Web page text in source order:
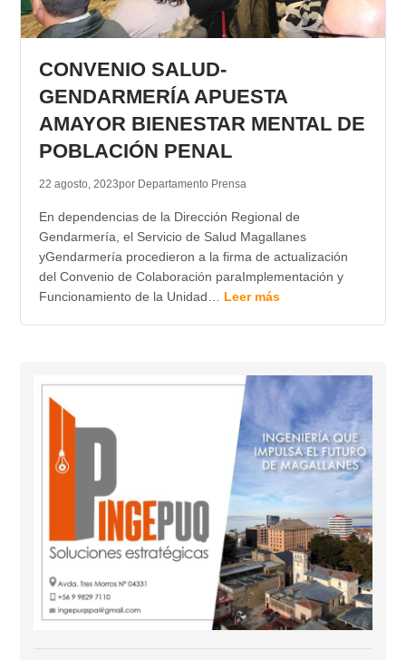
CONVENIO SALUD-
GENDARMERÍA APUESTA
AMAYOR BIENESTAR MENTAL DE
POBLACIÓN PENAL
22 agosto, 2023por Departamento Prensa
En dependencias de la Dirección Regional de
Gendarmería, el Servicio de Salud Magallanes
yGendarmería procedieron a la firma de actualización
del Convenio de Colaboración paraImplementación y
Funcionamiento de la Unidad… Leer más